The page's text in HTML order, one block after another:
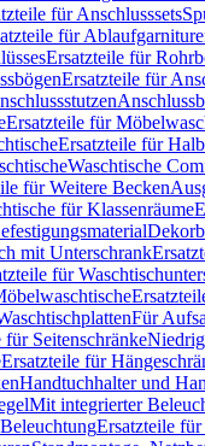
für Anschlusssets
für
Ersatzteile für
Ersatzteile für
Ersatzteile für
Ersatzteile für
Waschtische
für Weitere Becken
für Klassenräume
mit Unterschrank
für
Für
für Seitenschränke
Ersatzteile für
Handtuchhalter und
Mit integrierter
Ersatzteile